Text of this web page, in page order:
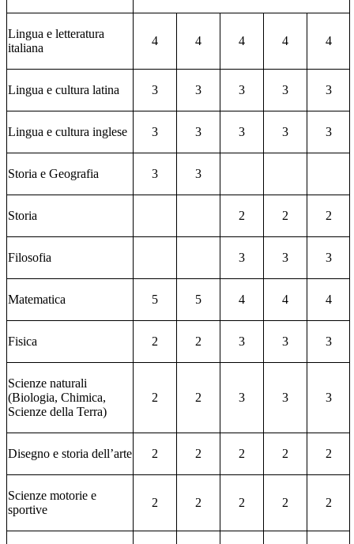
Lingua e letteratura
italiana
4 4 4 4 4
Lingua e cultura latina 3 3 3 3 3
Lingua e cultura inglese 3 3 3 3 3
Storia e Geografia 3 3
Storia 2 2 2
Filosofia 3 3 3
Matematica 5 5 4 4 4
Fisica 2 2 3 3 3
Scienze naturali
(Biologia, Chimica,
Scienze della Terra)
2 2 3 3 3
Disegno e storia dell’arte 2 2 2 2 2
Scienze motorie e
sportive
2 2 2 2 2